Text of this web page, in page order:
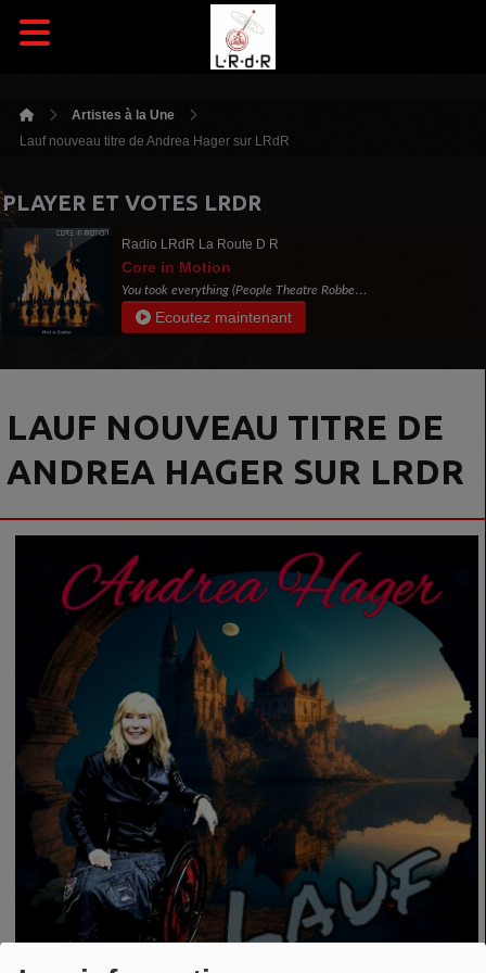
Artistes à la Une
Lauf nouveau titre de Andrea Hager sur LRdR
PLAYER ET VOTES LRDR
Radio LRdR La Route D R
Core in Motion
You took everything (People Theatre Robbery
Mix)
Ecoutez maintenant
LAUF NOUVEAU TITRE DE
ANDREA HAGER SUR LRDR